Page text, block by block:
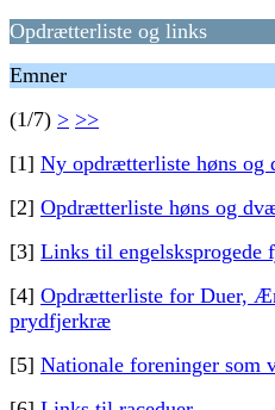
Opdrætterliste og links
Emner
(1/7) > >>
[1] Ny opdrætterliste høns og
[2] Opdrætterliste høns og
[3] Links til engelsksprogede
[4] Opdrætterliste for Duer,
prydfjerkræ
[5] Nationale foreninger som